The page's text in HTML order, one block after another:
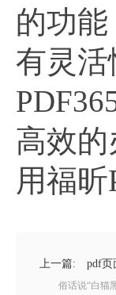
的功
有灵
高效
用福
上一篇: pdf页
俗话说“白猫黑